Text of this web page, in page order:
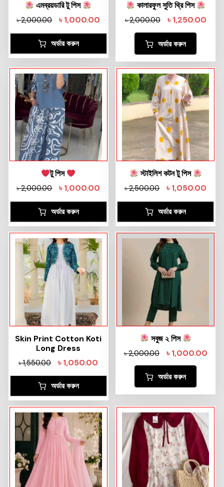
এমব্রয়ডারি টু পিস
৳2,000.00 ৳1,000.00
অর্ডার করুন
কালারফুল সুতি থ্রি পিস
৳2,000.00 ৳1,250.00
অর্ডার করুন
টু পিস
৳2,000.00 ৳1,000.00
অর্ডার করুন
স্টাইলিশ কটন টু পিস
৳2,500.00 ৳1,050.00
অর্ডার করুন
Skin Print Cotton Koti
Long Dress
৳1,550.00 ৳1,050.00
অর্ডার করুন
সবুজ ২ পিস
৳2,000.00 ৳1,000.00
অর্ডার করুন